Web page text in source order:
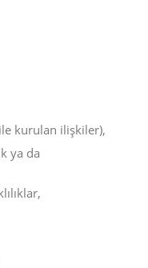
kurulan ilişkiler),
ya da